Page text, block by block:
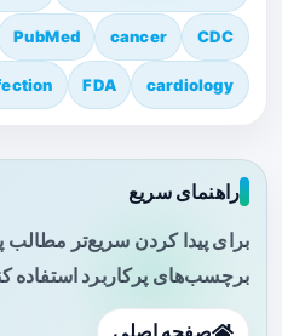
CDC
cancer
PubMed
cardiology
FDA
راهنمای سریع
برای پیدا کردن سریع‌تر مطالب
برچسب‌های پرکاربرد استفاده